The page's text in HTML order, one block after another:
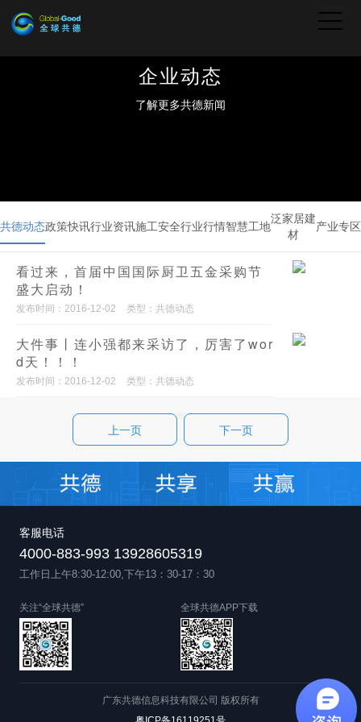
企业动态
了解更多共德新闻
共德动态政策快讯行业资讯施工安全行业行情智慧工地
泛家居建
材
产业专区
看过来，首届中国国际厨卫五金采购节
盛大启动！
发布时间：2016-12-02 类型：共德动态
大件事丨连小强都来采访了，厉害了wor
d天！！！
发布时间：2016-12-02 类型：共德动态
上一页 下一页
客服电话
4000-883-993 13928605319
工作日上午8:30-12:00,下午13：30-17：30
关注“全球共德” 全球共德APP下载
广东共德信息科技有限公司 版权所有